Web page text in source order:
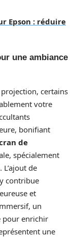
Epson : réduire
une ambiance
certains
votre
bonifiant
de
spécialement
de
contribue
et
un
pour enrichir
une